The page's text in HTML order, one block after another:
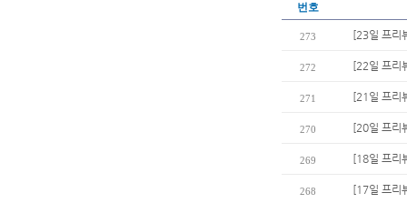
번호
273 [23일 프리
272 [22일 프리
271 [21일 프리
270 [20일 프리
269 [18일 프리
268 [17일 프리